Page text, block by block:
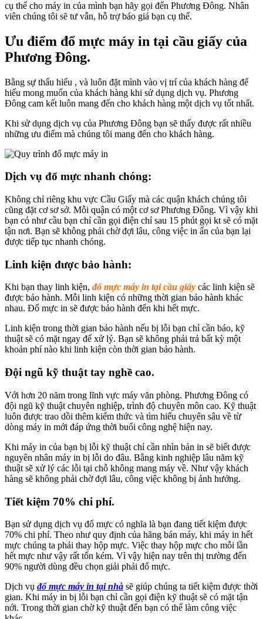
cụ thể cho máy in của mình bạn hãy gọi đến Phương Đông. Nhân
viên chúng tôi sẽ tư vẫn, hỗ trợ báo giá bạn cụ thể.
Ưu điểm đổ mực máy in tại cầu giấy của
Phương Đông.
Bằng sự thấu hiểu , và luôn đặt mình vào vị trí của khách hàng để
hiểu mong muốn của khách hàng khi sử dụng dịch vụ. Phương
Đông cam kết luôn mang đến cho khách hàng một dịch vụ tốt nhất.
Khi sử dụng dịch vụ của Phương Đông bạn sẽ thấy được rất nhiều
những ưu điểm mà chúng tôi mang đến cho khách hàng.
Dịch vụ đổ mực nhanh chóng:
Không chỉ riêng khu vực Cầu Giấy mà các quận khách chúng tôi
cũng đặt cơ sơ sở. Mỗi quận có một cơ sơ Phương Đông. Vì vậy khi
bạn có như cầu bạn chỉ cần gọi điện chỉ sau 15 phút gọi kt sẽ có mặt
tận nơi. Bạn sẽ không phải chờ đợi lâu, công việc in ấn của bạn lại
được tiếp tục nhanh chóng.
Linh kiện được bảo hành:
Khi bạn thay linh kiện, đổ mực máy in tại cầu giấy các linh kiện sẽ
được bảo hành. Mỗi linh kiện có những thời gian bảo hành khác
nhau. Đổ mực in sẽ được bảo hành đến khi hết mực.
Linh kiện trong thời gian bảo hành nếu bị lỗi bạn chỉ cần báo, kỹ
thuật sẽ có mặt ngay để xử lý. Bạn sẽ không phải trả bất kỳ một
khoản phí nào khi linh kiện còn thời gian bảo hành.
Đội ngũ kỹ thuật tay nghề cao.
Với hơn 20 năm trong lĩnh vực máy văn phòng. Phương Đông có
đội ngũ kỹ thuật chuyên nghiệp, trình độ chuyên môn cao. Kỹ thuật
luôn được trao dồi thêm kiếm thức và tìm hiểu chuyên sâu về từ
dòng máy in mới đáp ứng thời buổi công nghệ hiện nay.
Khi máy in của bạn bị lỗi kỹ thuật chỉ cần nhìn bản in sẽ biết được
nguyên nhân máy in bị lỗi do đâu. Bằng kinh nghiệp lâu năm kỹ
thuật sẽ xử lý các lỗi tại chỗ không mang máy về. Như vậy khách
hàng sẽ không phải chờ đợi lâu, công việc không bị ảnh hưởng.
Tiết kiệm 70% chi phí.
Bạn sử dụng dịch vụ đổ mực có nghĩa là bạn đang tiết kiệm được
70% chi phí. Theo như quy định của hãng bán máy, khi máy in hết
mực chúng ta phải thay hộp mực. Việc thay hộp mực cho mỗi lần
hết mực như vậy rất tốn kém. Vì vậy hiện nay trên thị trường đến
90% người dùng đều chọn giải phải đổ mực.
Dịch vụ đổ mực máy in tại nhà sẽ giúp chúng ta tiết kiệm được thời
gian. Khi máy in bị lỗi bạn chỉ cần gọi điện kỹ thuật sẽ có mặt tận
nới. Trong thời gian chờ kỹ thuật đến bạn có thể làm công việc